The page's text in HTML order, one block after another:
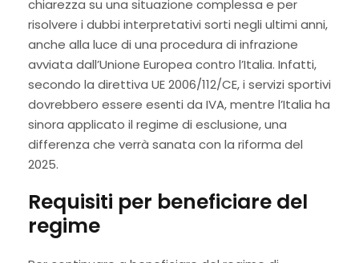
chiarezza su una situazione complessa e per
risolvere i dubbi interpretativi sorti negli ultimi anni,
anche alla luce di una procedura di infrazione
avviata dall’Unione Europea contro l’Italia. Infatti,
secondo la direttiva UE 2006/112/CE, i servizi sportivi
dovrebbero essere esenti da IVA, mentre l’Italia ha
sinora applicato il regime di esclusione, una
differenza che verrà sanata con la riforma del
2025.
Requisiti per beneficiare del
regime